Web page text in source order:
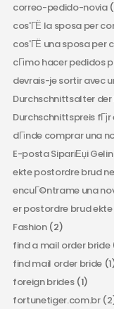
correo-pedido-novia
cos'ГЁ la sposa per
cos'ГЁ una sposa per
cГіmo hacer pedidos
devrais-je sortir avec
Durchschnittsalter
Durchschnittspreis
dГіnde comprar una
E-posta SipariЕџi Gelin
ekte postordre brud
encuГ©ntrame una
er postordre brud ekte
Fashion(2)
find a mail order bride
find mail order bride
foreign brides(1)
fortunetiger.com.br